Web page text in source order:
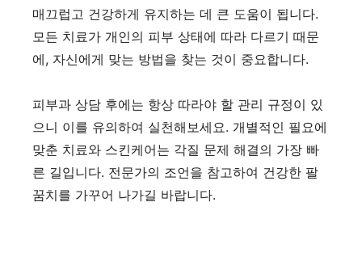
매끄럽고 건강하게 유지하는 데 큰 도움이 됩니다.
모든 치료가 개인의 피부 상태에 따라 다르기 때문
에, 자신에게 맞는 방법을 찾는 것이 중요합니다.
피부과 상담 후에는 항상 따라야 할 관리 규정이 있
으니 이를 유의하여 실천해보세요. 개별적인 필요에
맞춘 치료와 스킨케어는 각질 문제 해결의 가장 빠
른 길입니다. 전문가의 조언을 참고하여 건강한 팔
꿈치를 가꾸어 나가길 바랍니다.